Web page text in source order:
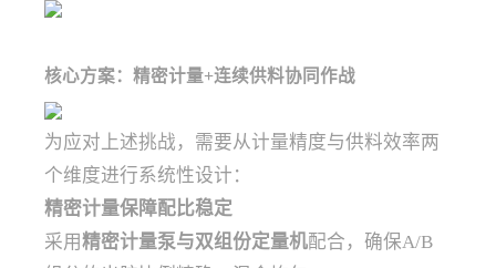
核心方案：精密计量+连续供料协同作战
为应对上述挑战，需要从计量精度与供料效率两
个维度进行系统性设计：
精密计量保障配比稳定
采用精密计量泵与双组份定量机配合，确保A/B